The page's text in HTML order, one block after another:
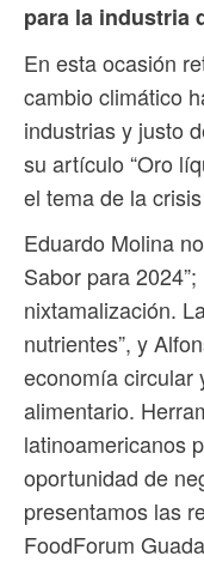
para la industria
En esta ocasión
cambio climático
industrias y justo
su artículo “Oro
el tema de la
Eduardo Molina
Sabor para
nixtamalización.
nutrientes”, y
economía circular
alimentario.
latinoamericanos
oportunidad de
presentamos las
FoodForum